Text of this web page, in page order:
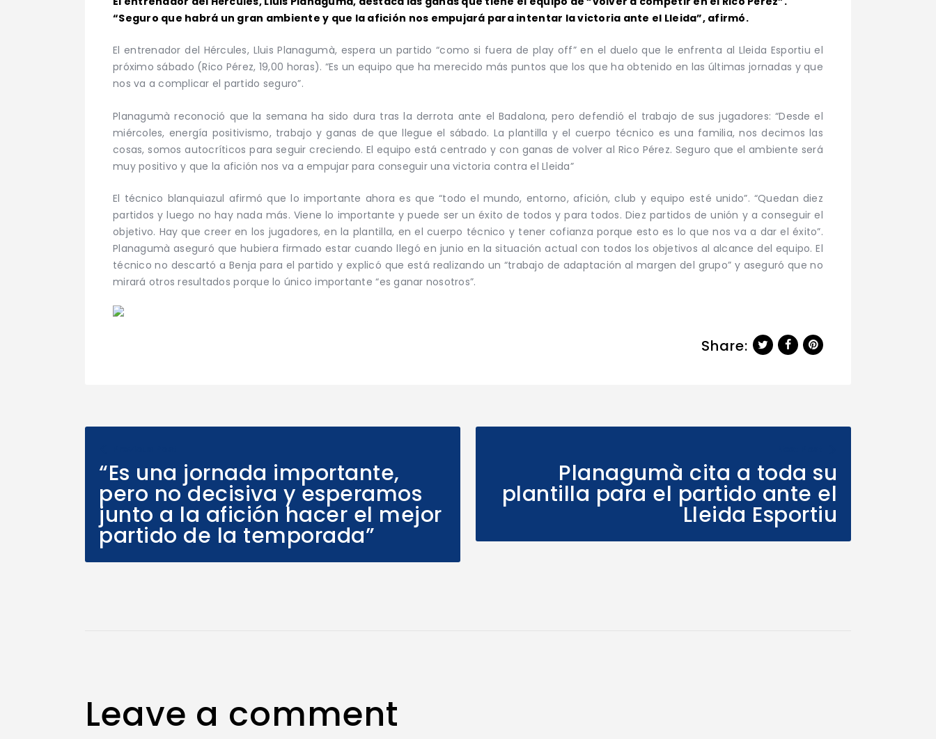
“Seguro que habrá un gran ambiente y que la afición nos empujará para intentar la victoria ante el Lleida”, afirmó.
El entrenador del Hércules, Lluis Planagumà, espera un partido “como si fuera de play off” en el duelo que le enfrenta al Lleida Esportiu el
próximo sábado (Rico Pérez, 19,00 horas). “Es un equipo que ha merecido más puntos que los que ha obtenido en las últimas jornadas y que
nos va a complicar el partido seguro”.
Planagumà reconoció que la semana ha sido dura tras la derrota ante el Badalona, pero defendió el trabajo de sus jugadores: “Desde el
miércoles, energía positivismo, trabajo y ganas de que llegue el sábado. La plantilla y el cuerpo técnico es una familia, nos decimos las
cosas, somos autocríticos para seguir creciendo. El equipo está centrado y con ganas de volver al Rico Pérez. Seguro que el ambiente será
muy positivo y que la afición nos va a empujar para conseguir una victoria contra el Lleida”
El técnico blanquiazul afirmó que lo importante ahora es que “todo el mundo, entorno, afición, club y equipo esté unido”. “Quedan diez
partidos y luego no hay nada más. Viene lo importante y puede ser un éxito de todos y para todos. Diez partidos de unión y a conseguir el
objetivo. Hay que creer en los jugadores, en la plantilla, en el cuerpo técnico y tener cofianza porque esto es lo que nos va a dar el éxito”.
Planagumà aseguró que hubiera firmado estar cuando llegó en junio en la situación actual con todos los objetivos al alcance del equipo. El
técnico no descartó a Benja para el partido y explicó que está realizando un “trabajo de adaptación al margen del grupo” y aseguró que no
mirará otros resultados porque lo único importante “es ganar nosotros”.
Share:
“Es una jornada importante,
pero no decisiva y esperamos
junto a la afición hacer el mejor
partido de la temporada”
Planagumà cita a toda su
plantilla para el partido ante el
Lleida Esportiu
Leave a comment